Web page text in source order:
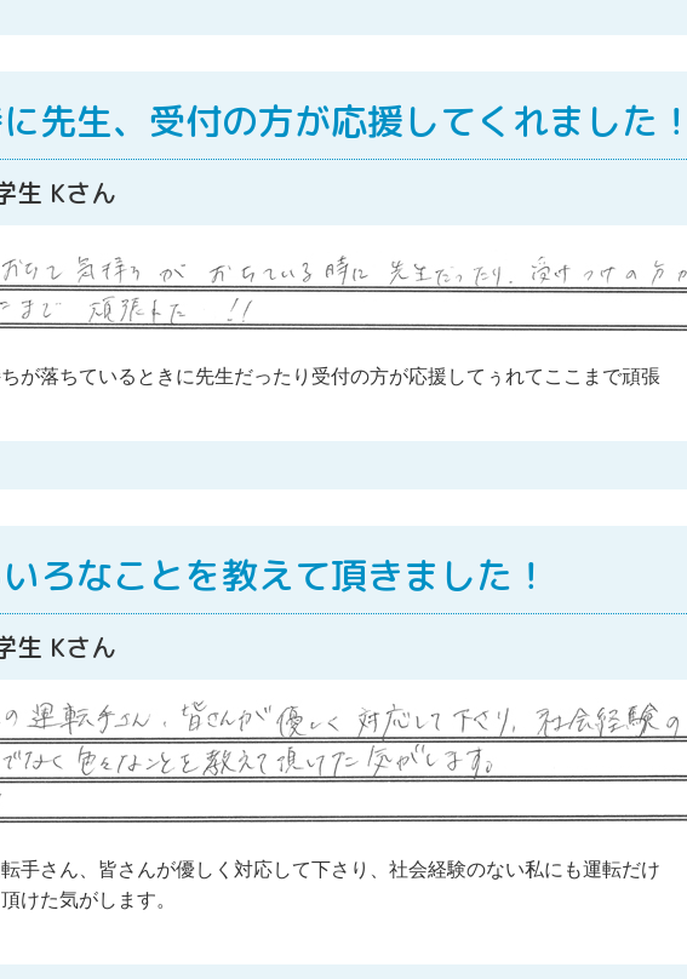
先生、受付の方が応援してくれました
生 Kさん
が落ちているときに先生だったり受付の方が応援してぅれてここまで頑張
ろなことを教えて頂きました！
生 Kさん
手さん、皆さんが優しく対応して下さり、社会経験のない私にも運転だけ
けた気がします。